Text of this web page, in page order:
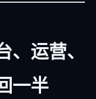
运营、
一半